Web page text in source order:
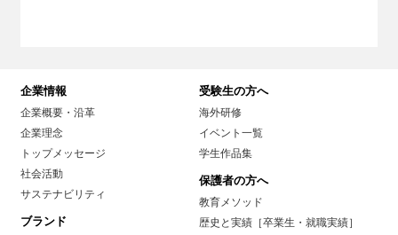
企業情報
企業概要・沿革
企業理念
トップメッセージ
社会活動
サステナビリティ
ブランド
受験生の方へ
海外研修
イベント一覧
学生作品集
保護者の方へ
教育メソッド
歴史と実績［卒業生・就職実績］